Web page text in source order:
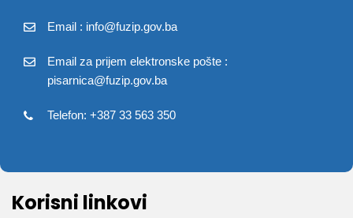
Email : info@fuzip.gov.ba
Email za prijem elektronske pošte :
pisarnica@fuzip.gov.ba
Telefon: +387 33 563 350
Korisni linkovi